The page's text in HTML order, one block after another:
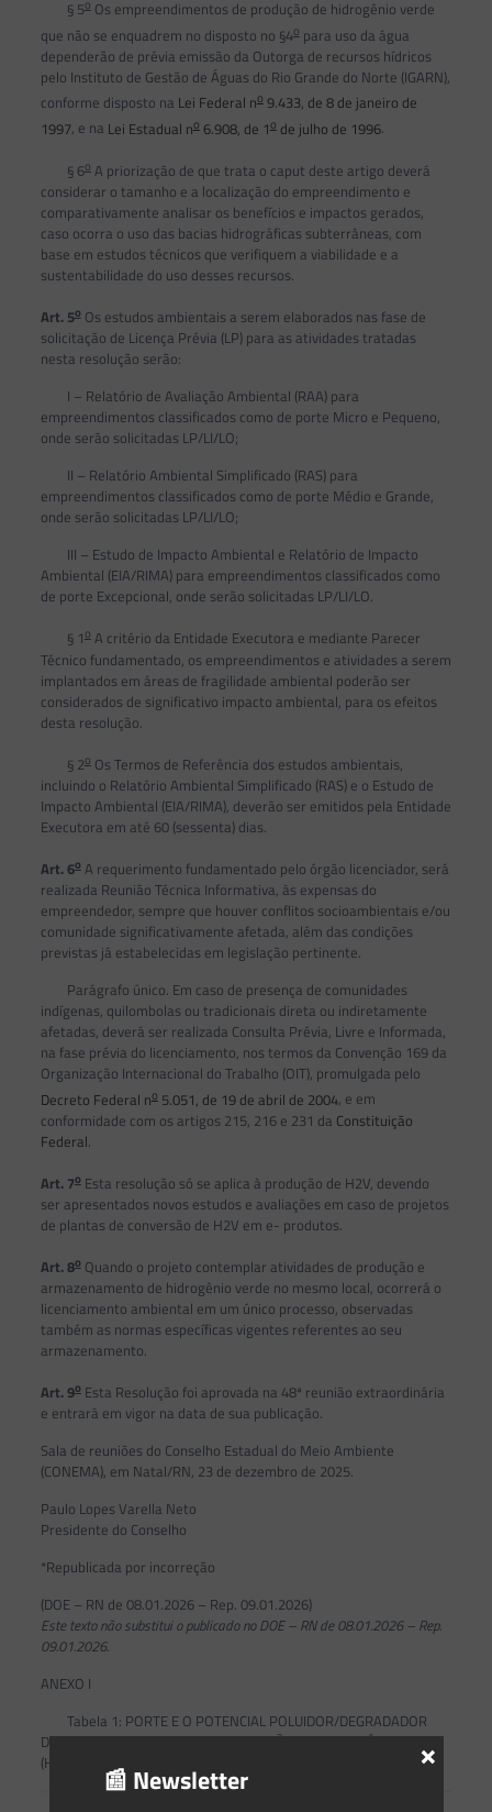
§ 5oOs empreendimentos de produção de hidrogênio verde
que não se enquadrem no disposto no §4opara uso da água
dependerão de prévia emissão da Outorga de recursos hídricos
pelo Instituto de Gestão de Águas do Rio Grande do Norte (IGARN),
conforme disposto na Lei Federal no9.433, de 8 de janeiro de
1997, e na Lei Estadual no6.908, de 1ode julho de 1996.
§ 6oA priorização de que trata o caput deste artigo deverá
considerar o tamanho e a localização do empreendimento e
comparativamente analisar os benefícios e impactos gerados,
caso ocorra o uso das bacias hidrográficas subterrâneas, com
base em estudos técnicos que verifiquem a viabilidade e a
sustentabilidade do uso desses recursos.
Art. 5oOs estudos ambientais a serem elaborados nas fase de
solicitação de Licença Prévia (LP) para as atividades tratadas
nesta resolução serão:
I – Relatório de Avaliação Ambiental (RAA) para
empreendimentos classificados como de porte Micro e Pequeno,
onde serão solicitadas LP/LI/LO;
II – Relatório Ambiental Simplificado (RAS) para
empreendimentos classificados como de porte Médio e Grande,
onde serão solicitadas LP/LI/LO;
III – Estudo de Impacto Ambiental e Relatório de Impacto
Ambiental (EIA/RIMA) para empreendimentos classificados como
de porte Excepcional, onde serão solicitadas LP/LI/LO.
§ 1oA critério da Entidade Executora e mediante Parecer
Técnico fundamentado, os empreendimentos e atividades a serem
implantados em áreas de fragilidade ambiental poderão ser
considerados de significativo impacto ambiental, para os efeitos
desta resolução.
§ 2oOs Termos de Referência dos estudos ambientais,
incluindo o Relatório Ambiental Simplificado (RAS) e o Estudo de
Impacto Ambiental (EIA/RIMA), deverão ser emitidos pela Entidade
Executora em até 60 (sessenta) dias.
Art. 6oA requerimento fundamentado pelo órgão licenciador, será
realizada Reunião Técnica Informativa, às expensas do
empreendedor, sempre que houver conflitos socioambientais e/ou
comunidade significativamente afetada, além das condições
previstas já estabelecidas em legislação pertinente.
Parágrafo único. Em caso de presença de comunidades
indígenas, quilombolas ou tradicionais direta ou indiretamente
afetadas, deverá ser realizada Consulta Prévia, Livre e Informada,
na fase prévia do licenciamento, nos termos da Convenção 169 da
Organização Internacional do Trabalho (OIT), promulgada pelo
Decreto Federal no5.051, de 19 de abril de 2004, e em
conformidade com os artigos 215, 216 e 231 da Constituição
Federal.
Art. 7oEsta resolução só se aplica à produção de H2V, devendo
ser apresentados novos estudos e avaliações em caso de projetos
de plantas de conversão de H2V em e- produtos.
Art. 8oQuando o projeto contemplar atividades de produção e
armazenamento de hidrogênio verde no mesmo local, ocorrerá o
licenciamento ambiental em um único processo, observadas
também as normas específicas vigentes referentes ao seu
armazenamento.
Art. 9oEsta Resolução foi aprovada na 48ª reunião extraordinária
e entrará em vigor na data de sua publicação.
Sala de reuniões do Conselho Estadual do Meio Ambiente
(CONEMA), em Natal/RN, 23 de dezembro de 2025.
Paulo Lopes Varella Neto
Presidente do Conselho
*Republicada por incorreção
(DOE – RN de 08.01.2026 – Rep. 09.01.2026)
Este texto não substitui o publicado no DOE – RN de 08.01.2026 – Rep.
09.01.2026.
ANEXO I
Tabela 1: PORTE E O POTENCIAL POLUIDOR/DEGRADADOR
DOS EMPREENDIMENTOS DE PRODUÇÃO DE HIDROGÊNIO VERDE
(H2V)
📰 Newsletter
×